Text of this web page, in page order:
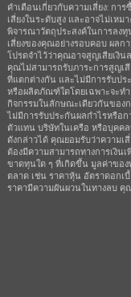
คำเตือนเกี่ยวกับความเสี่ยง: กา
เสี่ยงในระดับสูง และอาจไม่เ
พิจารณาวัตถุประสงค์ในการลง
เสี่ยงของคุณอย่างรอบคอบ ผลก
โปรดจำไว้ว่าคุณอาจสูญเสียเงิ
คุณไม่สามารถรับภาระการสูญเ
ที่แตกต่างกัน และไม่มีการรับป
หรือผลิตภัณฑ์ใดโดยเฉพาะจะท
กิจกรรมในลักษณะเดียวกันของ
ไม่มีการรับประกันผลกำไรหรือก
ตัวแทน บริษัทในเครือ หรือบุคค
ดังกล่าวได้ คุณยอมรับว่าความเ
ต้องมีความสามารถทางการเงิน
ขาดทุนใด ๆ ที่เกิดขึ้น มูลค่าของ
ตลาด เช่น ราคาหุ้น อัตราดอก
ราคามีความผันผวนในทางลบ คุ